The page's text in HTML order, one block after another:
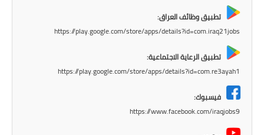
مرشحات
تطبيق وظائف العراق:
https://play.google.com/store/apps/details?id=com.iraq21jobs
تطبيق الرعاية الاجتماعية:
https://play.google.com/store/apps/details?id=com.re3ayah1
فيسبوك:
https://www.facebook.com/iraqjobs9